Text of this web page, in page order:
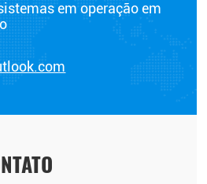
em operação em